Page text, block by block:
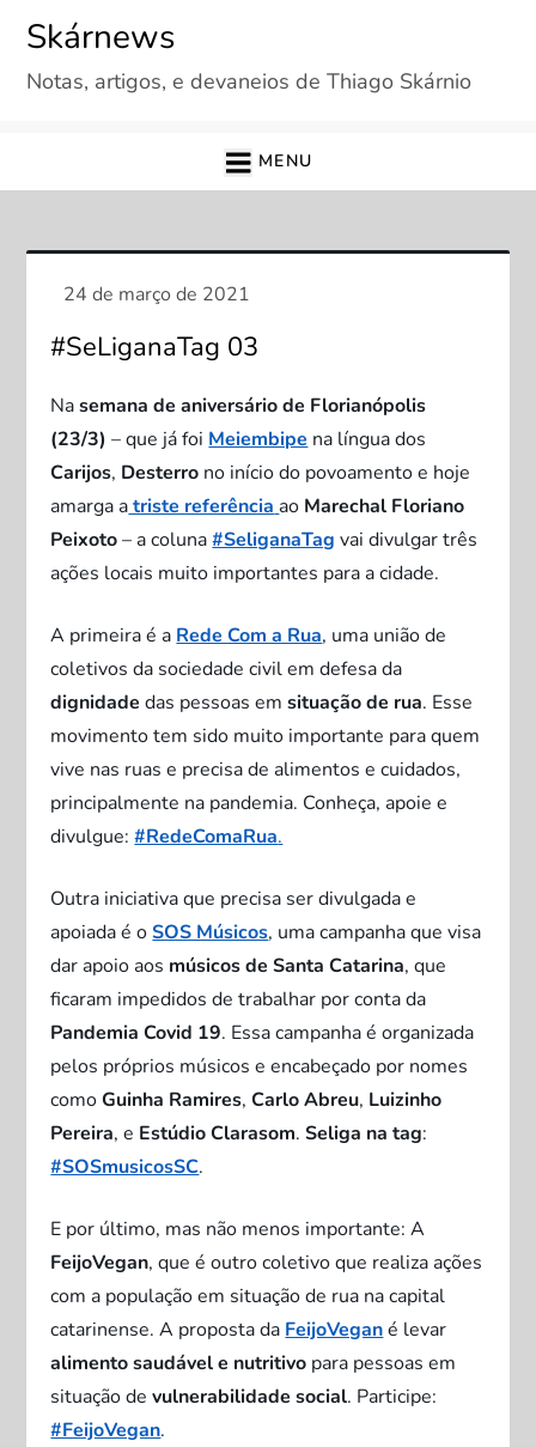
content
Skárnews
Notas, artigos, e devaneios de Thiago Skárnio
MENU
#SeLiganaTag 03
Nasemana de aniversário de Florianópolis
(23/3) – que já foi Meiembipe na língua dos
Carijos, Desterro no início do povoamento e hoje
amarga atriste referência ao Marechal Floriano
Peixoto– a coluna#SeliganaTag vai divulgar três
ações locais muito importantes para a cidade.
A primeira é a Rede Com a Rua, uma união de
coletivos da sociedade civil em defesa da
dignidade das pessoas emsituação de rua. Esse
movimento tem sido muito importante para quem
vive nas ruas e precisa de alimentos e cuidados,
principalmente na pandemia. Conheça, apoie e
divulgue:#RedeComaRua.
Outra iniciativa que precisa ser divulgada e
apoiada é oSOS Músicos, uma campanha que visa
dar apoio aos músicos de Santa Catarina, que
ficaram impedidos de trabalhar por conta da
Pandemia Covid 19. Essa campanha é organizada
pelos próprios músicos e encabeçado por nomes
comoGuinha Ramires,Carlo Abreu, Luizinho
Pereira, e Estúdio Clarasom.Seliga na tag:
#SOSmusicosSC.
E por último, mas não menos importante: A
FeijoVegan, que é outro coletivo que realiza ações
com a população em situação de rua na capital
catarinense. A proposta da FeijoVegané levar
alimento saudável e nutritivo para pessoas em
situação devulnerabilidade social. Participe:
#FeijoVegan.